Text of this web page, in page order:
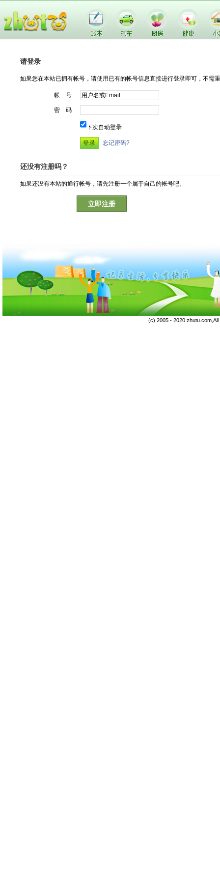
请登录
如果您在本站已拥有帐号，请使用已有的帐号信息直接进行登录即可，不需
帐 号
密 码
下次自动登录
忘记密码?
还没有注册吗？
如果还没有本站的通行帐号，请先注册一个属于自己的帐号吧。
立即注册
(c) 2005 - 2020